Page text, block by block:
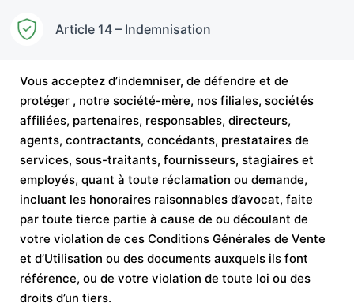
Article 14 – Indemnisation
Vous acceptez d’indemniser, de défendre et de
protéger , notre société-mère, nos filiales, sociétés
affiliées, partenaires, responsables, directeurs,
agents, contractants, concédants, prestataires de
services, sous-traitants, fournisseurs, stagiaires et
employés, quant à toute réclamation ou demande,
incluant les honoraires raisonnables d’avocat, faite
par toute tierce partie à cause de ou découlant de
votre violation de ces Conditions Générales de Vente
et d’Utilisation ou des documents auxquels ils font
référence, ou de votre violation de toute loi ou des
droits d’un tiers.